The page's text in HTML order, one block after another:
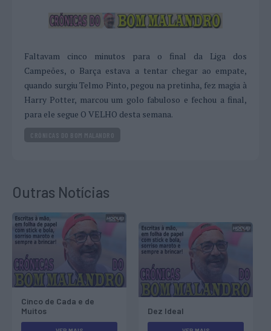
Faltavam cinco minutos para o final da Liga dos
Campeões, o Barça estava a tentar chegar ao empate,
quando surgiu Telmo Pinto, pegou na pretinha, fez magia à
Harry Potter, marcou um golo fabuloso e fechou a final,
para ele segue O VELHO desta semana.
Outras Notícias
Cinco de Cada e de
Muitos
Dez Ideal